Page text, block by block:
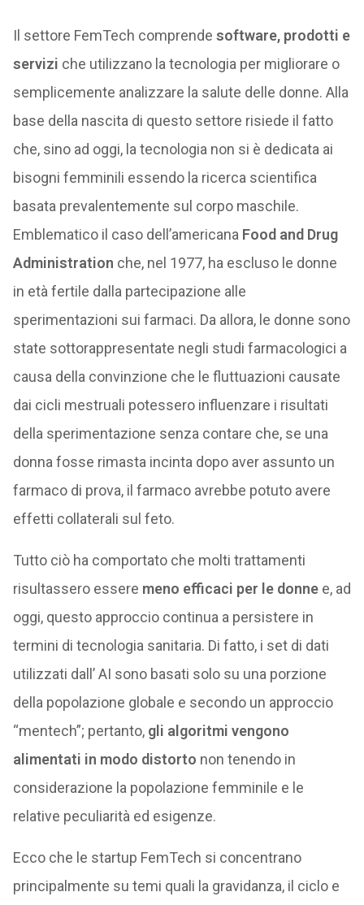
Il settore FemTech comprende software, prodotti e
servizi che utilizzano la tecnologia per migliorare o
semplicemente analizzare la salute delle donne. Alla
base della nascita di questo settore risiede il fatto
che, sino ad oggi, la tecnologia non si è dedicata ai
bisogni femminili essendo la ricerca scientifica
basata prevalentemente sul corpo maschile.
Emblematico il caso dell’americana Food and Drug
Administration che, nel 1977, ha escluso le donne
in età fertile dalla partecipazione alle
sperimentazioni sui farmaci. Da allora, le donne sono
state sottorappresentate negli studi farmacologici a
causa della convinzione che le fluttuazioni causate
dai cicli mestruali potessero influenzare i risultati
della sperimentazione senza contare che, se una
donna fosse rimasta incinta dopo aver assunto un
farmaco di prova, il farmaco avrebbe potuto avere
effetti collaterali sul feto.
Tutto ciò ha comportato che molti trattamenti
risultassero essere meno efficaci per le donnee, ad
oggi, questo approccio continua a persistere in
termini di tecnologia sanitaria. Di fatto, i set di dati
utilizzati dall’ AI sono basati solo su una porzione
della popolazione globale e secondo un approccio
“mentech”; pertanto, gli algoritmi vengono
alimentati in modo distorto non tenendo in
considerazione la popolazione femminile e le
relative peculiarità ed esigenze.
Ecco che le startup FemTech si concentrano
principalmente su temi quali la gravidanza, il ciclo e